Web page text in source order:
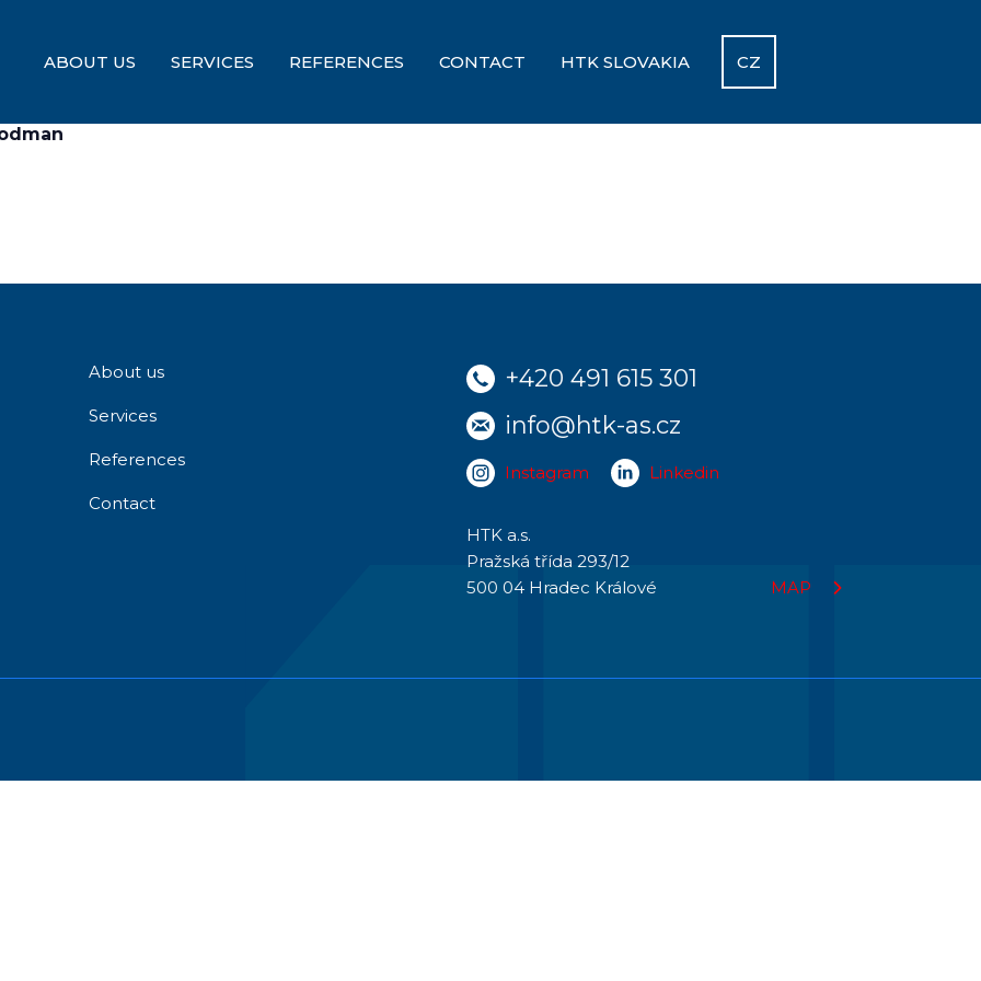
ABOUT US SERVICES REFERENCES CONTACT HTK SLOVAKIA CZ
About us
Services
References
Contact
+420 491 615 301
info@htk-as.cz
Instagram Linkedin
HTK a.s.
Pražská třída 293/12
500 04 Hradec Králové
MAP